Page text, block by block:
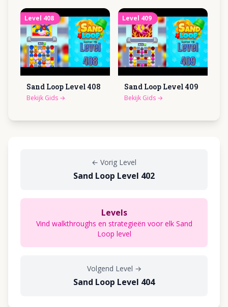
Level 408
Sand Loop Level 408
Bekijk Gids →
Level 409
Sand Loop Level 409
Bekijk Gids →
← Vorig Level
Sand Loop Level 402
Levels
Vind walkthroughs en strategieën voor elk Sand
Loop level
Volgend Level →
Sand Loop Level 404